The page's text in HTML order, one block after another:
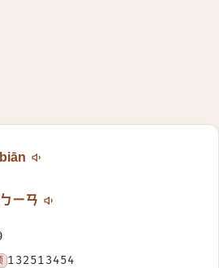
biān
ㄅㄧㄢ
132513454